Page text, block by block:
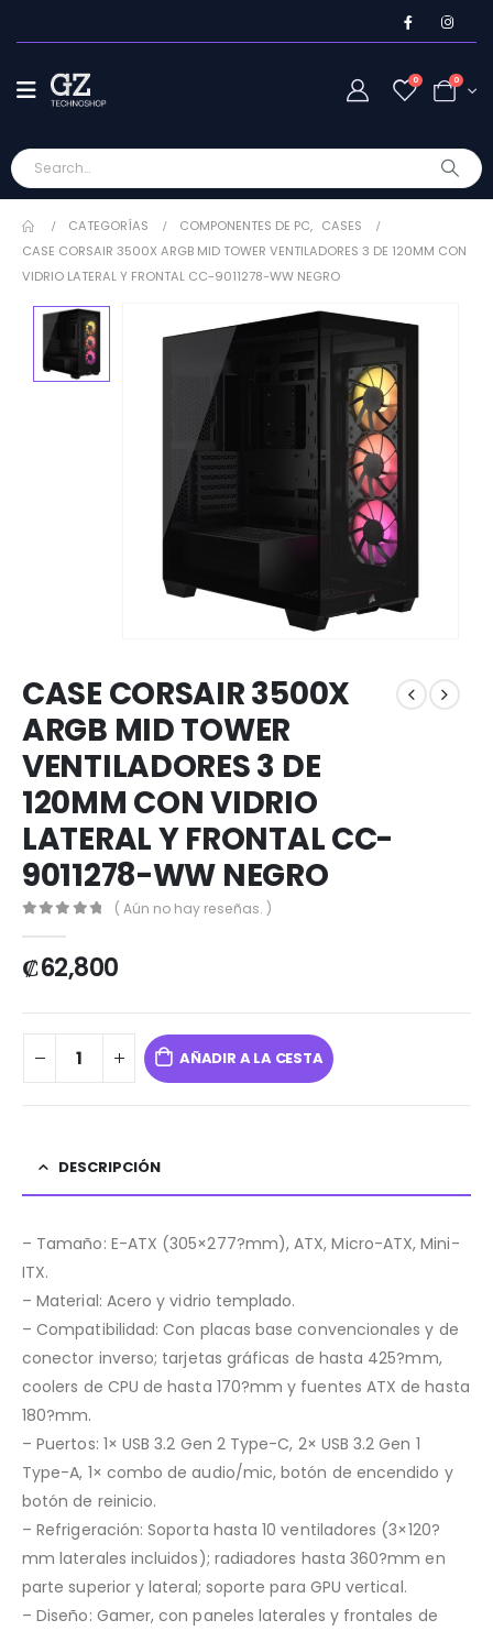
0 0
CATEGORÍAS COMPONENTES DE PC, CASES
CASE CORSAIR 3500X ARGB MID TOWER VENTILADORES 3 DE 120MM CON
VIDRIO LATERAL Y FRONTAL CC-9011278-WW NEGRO
CASE CORSAIR 3500X
ARGB MID TOWER
VENTILADORES 3 DE
120MM CON VIDRIO
LATERAL Y FRONTAL CC-
9011278-WW NEGRO
( Aún no hay reseñas. )
₡62,800
AÑADIR A LA CESTA
DESCRIPCIÓN
– Tamaño: E-ATX (305×277?mm), ATX, Micro-ATX, Mini-
ITX.
– Material: Acero y vidrio templado.
– Compatibilidad: Con placas base convencionales y de
conector inverso; tarjetas gráficas de hasta 425?mm,
coolers de CPU de hasta 170?mm y fuentes ATX de hasta
180?mm.
– Puertos: 1× USB 3.2 Gen 2 Type-C, 2× USB 3.2 Gen 1
Type-A, 1× combo de audio/mic, botón de encendido y
botón de reinicio.
– Refrigeración: Soporta hasta 10 ventiladores (3×120?
mm laterales incluidos); radiadores hasta 360?mm en
parte superior y lateral; soporte para GPU vertical.
– Diseño: Gamer, con paneles laterales y frontales de